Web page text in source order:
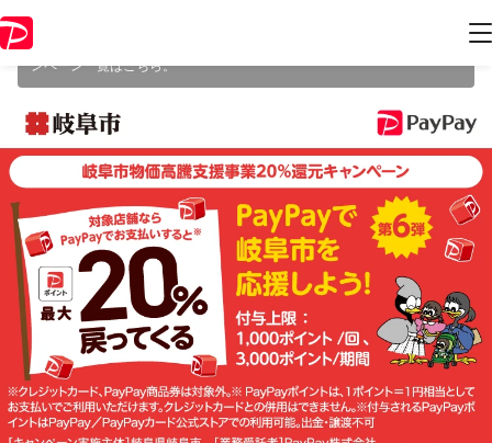
ージ内の情報はキャンペーン終了時点のものになります。
ンペーン一覧はこちら。